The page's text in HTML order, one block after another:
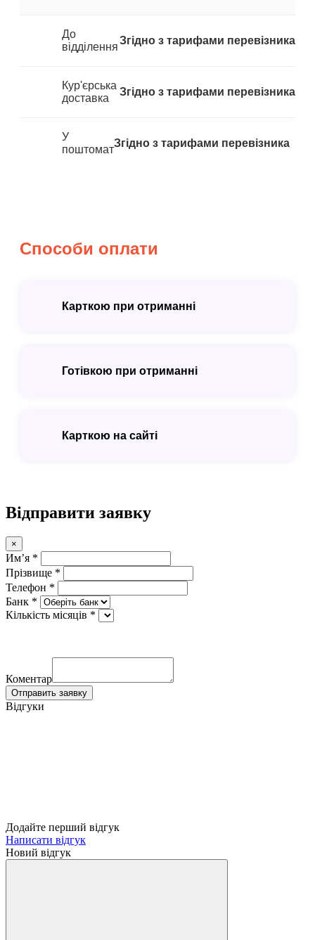
До
відділення
Згідно з тарифами перевізника
Кур'єрська
доставка
Згідно з тарифами перевізника
У
поштомат
Згідно з тарифами перевізника
Способи оплати
Карткою при отриманні
Готівкою при отриманні
Карткою на сайті
Відправити заявку
×
Имʼя *
Прізвище *
Телефон *
Банк *
Кількість місяців *
Коментар
Отправить заявку
Відгуки
Додайте перший відгук
Написати відгук
Новий відгук